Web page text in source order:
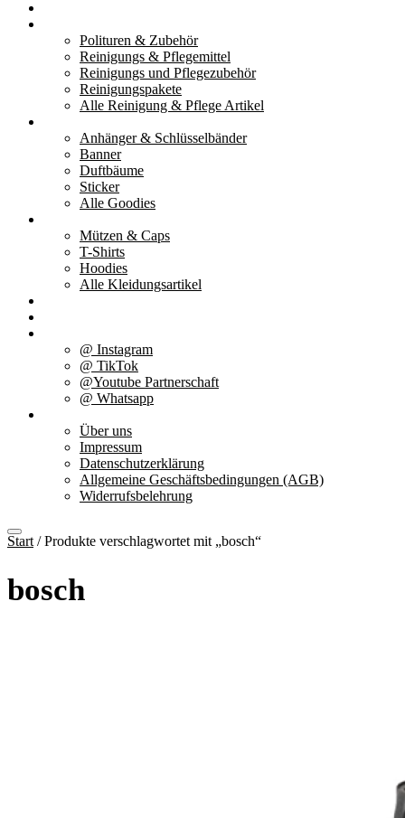
Polituren & Zubehör
Reinigungs & Pflegemittel
Reinigungs und Pflegezubehör
Reinigungspakete
Alle Reinigung & Pflege Artikel
Anhänger & Schlüsselbänder
Banner
Duftbäume
Sticker
Alle Goodies
Mützen & Caps
T-Shirts
Hoodies
Alle Kleidungsartikel
@ Instagram
@ TikTok
@Youtube Partnerschaft
@ Whatsapp
Über uns
Impressum
Datenschutzerklärung
Allgemeine Geschäftsbedingungen (AGB)
Widerrufsbelehrung
Start / Produkte verschlagwortet mit „bosch“
bosch